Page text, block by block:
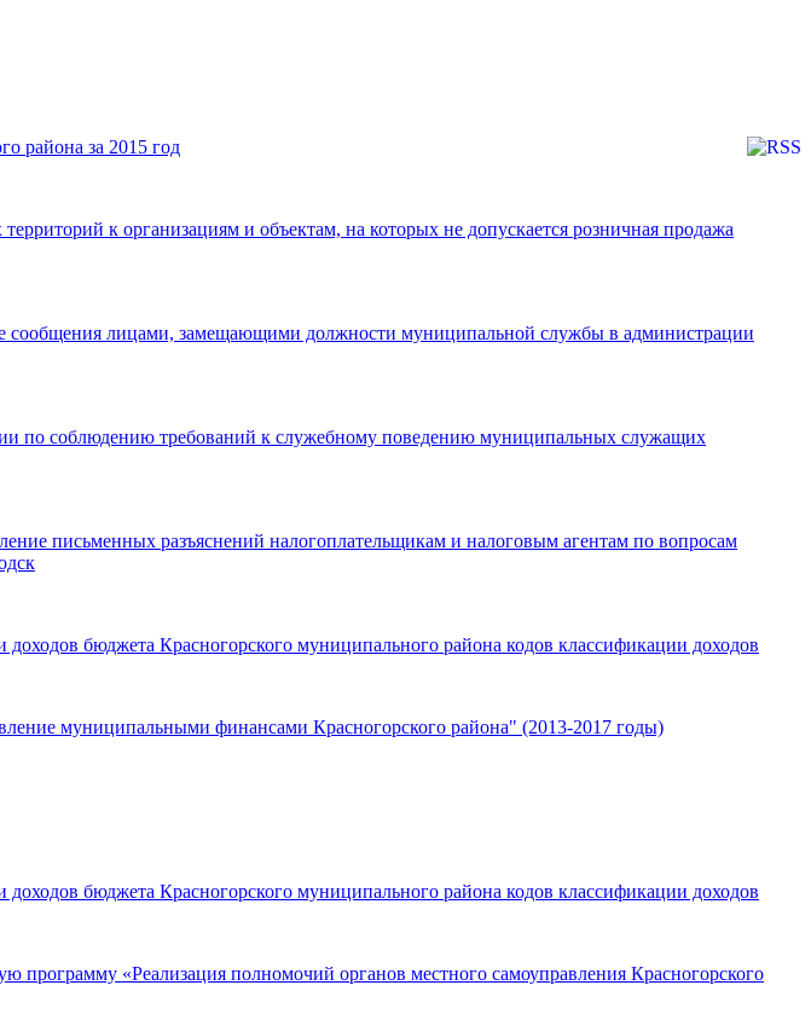
района за 2015 год
к организациям и объектам, на которых не допускается розничная продажа
лицами, замещающими должности муниципальной службы в администрации
по соблюдению требований к служебному поведению муниципальных служащих
письменных разъяснений налогоплательщикам и налоговым агентам по вопросам
бюджета Красногорского муниципального района кодов классификации доходов
муниципальными финансами Красногорского района" (2013-2017 годы)
бюджета Красногорского муниципального района кодов классификации доходов
«Реализация полномочий органов местного самоуправления Красногорского